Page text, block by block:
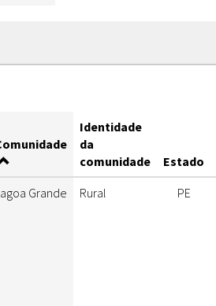
Identidade
da
comunidade
Estado
Grande Rural PE